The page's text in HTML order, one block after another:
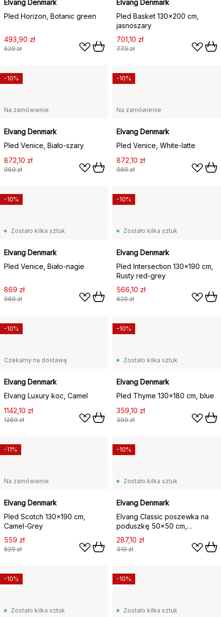
Elvang Denmark
Pled Horizon, Botanic green
493,90 zł
629 zł
Elvang Denmark
Pled Basket 130x200 cm,
jasnoszary
701,10 zł
779 zł
Na zamówienie
Elvang Denmark
Pled Venice, Biało-szary
872,10 zł
969 zł
-10%
Na zamówienie
Elvang Denmark
Pled Venice, White-latte
872,10 zł
969 zł
-10%
Zostało kilka sztuk
Elvang Denmark
Pled Venice, Biało-nagie
869 zł
969 zł
-10%
Zostało kilka sztuk
Elvang Denmark
Pled Intersection 130x190 cm,
Rusty red-grey
566,10 zł
629 zł
-10%
Czekamy na dostawę
Elvang Denmark
Elvang Luxury koc, Camel
1142,10 zł
1269 zł
-10%
Zostało kilka sztuk
Elvang Denmark
Pled Thyme 130x180 cm, blue
359,10 zł
399 zł
-10%
Na zamówienie
Elvang Denmark
Pled Scotch 130x190 cm,
Camel-Grey
559 zł
629 zł
-11%
Zostało kilka sztuk
Elvang Denmark
Elvang Classic poszewka na
poduszkę 50x50 cm,
jasnoszary
287,10 zł
319 zł
-10%
Zostało kilka sztuk
-10%
Zostało kilka sztuk
-10%